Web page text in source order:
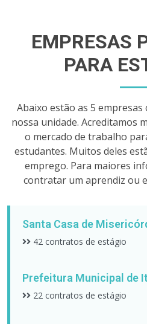
EMPRESAS
PARA
Abaixo estão as 5
nossa unidade. Acreditamos
o mercado de trabalho
estudantes. Muitos deles
emprego. Para maiores
contratar um aprendiz ou
Santa Casa de
42 contratos de estágio
Prefeitura Municipal de
22 contratos de estágio